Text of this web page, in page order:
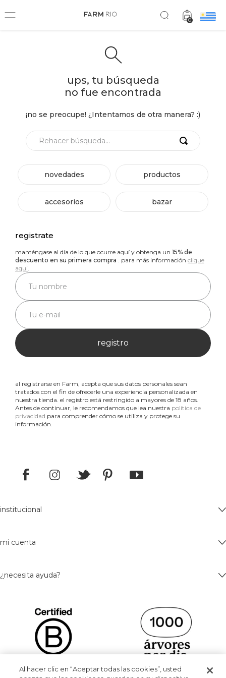
0
ups, tu búsqueda
no fue encontrada
¡no se preocupe! ¿Intentamos de otra manera? :)
Rehacer búsqueda...
novedades productos
accesorios bazar
registrate
manténgase al día de lo que ocurre aquí y obtenga un 15% de
descuento en su primera compra . para más información clique
aqui.
registro
al registrarse en Farm, acepta que sus datos personales sean
tratados con el fin de ofrecerle una experiencia personalizada en
nuestra tienda. el registro está restringido a mayores de 18 años.
Antes de continuar, le recomendamos que lea nuestra política de
privacidad para comprender cómo se utiliza y protege su
información.
institucional
mi cuenta
¿necesita ayuda?
Al hacer clic en “Aceptar todas las cookies”, usted